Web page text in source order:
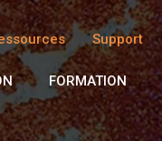
Support
FORMATION